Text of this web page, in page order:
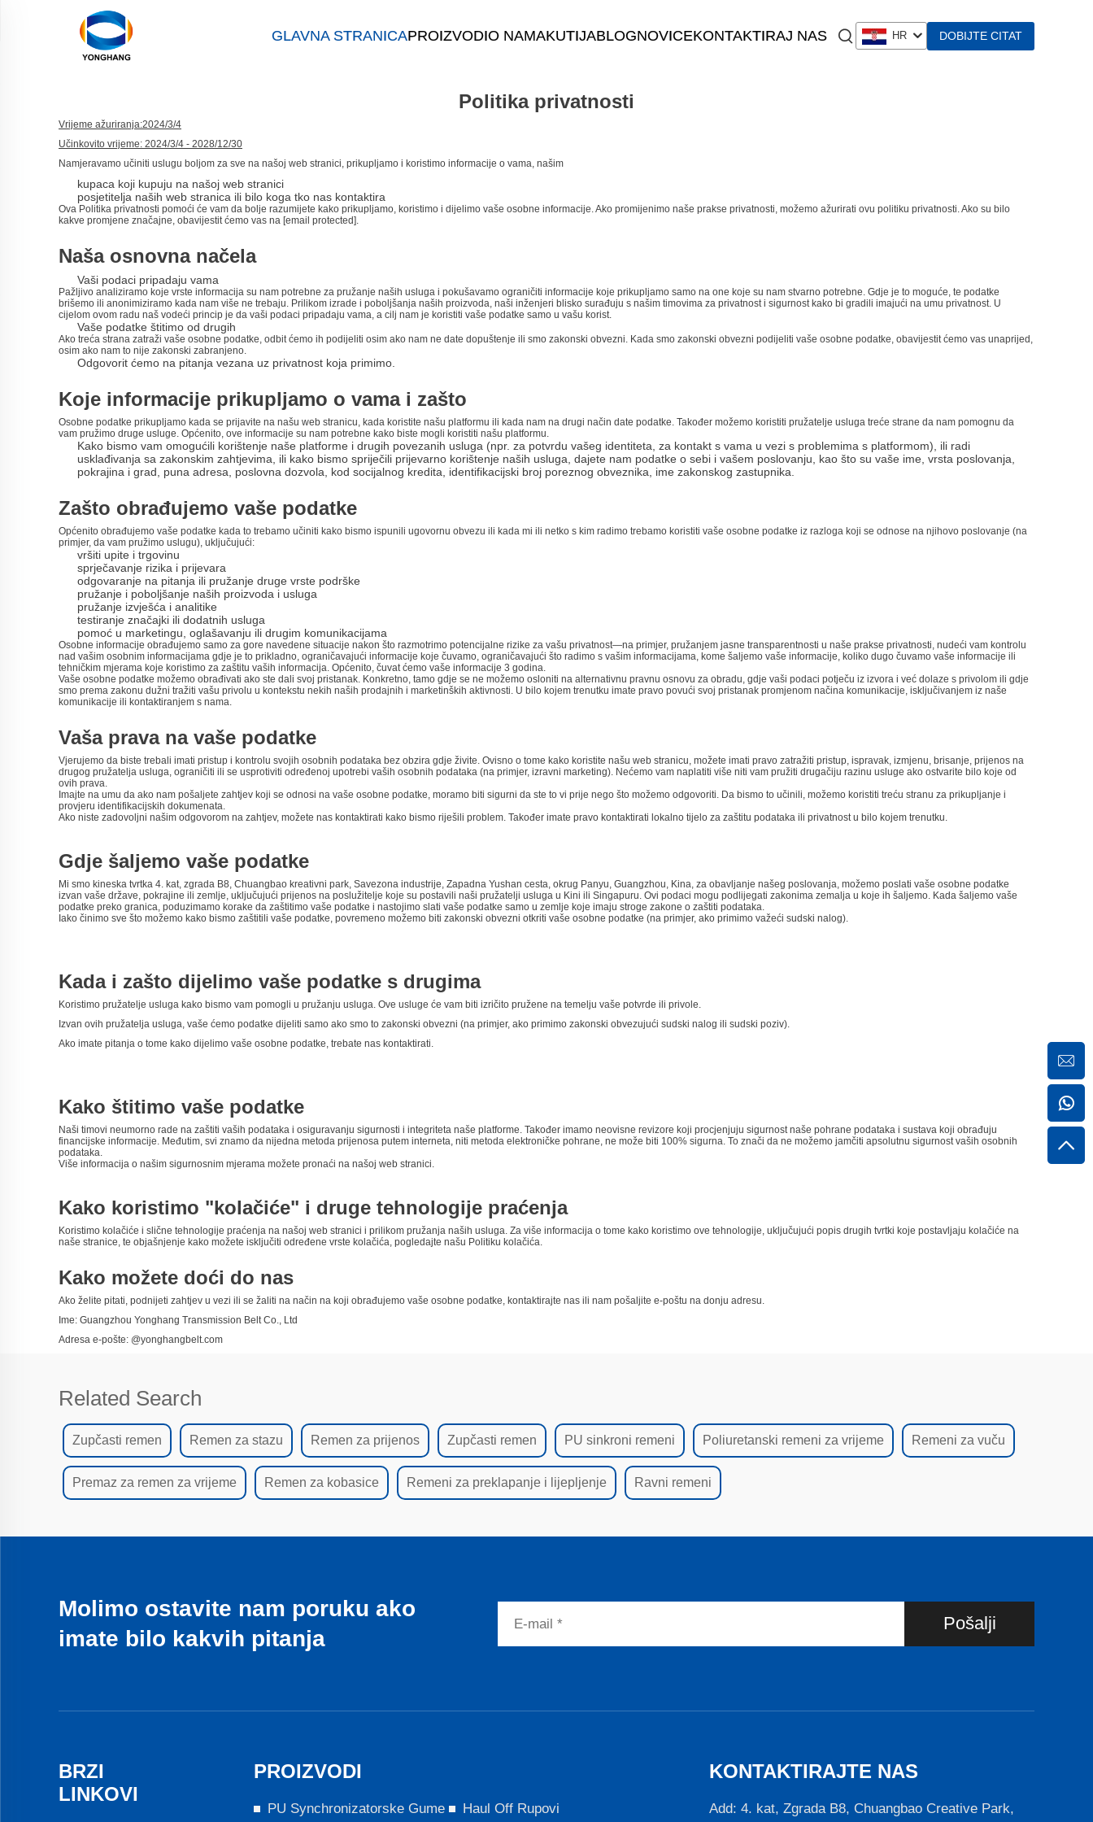
GLAVNA STRANICAPROIZVODIO NAMAKUTIJABLOGNOVICEKONTAKTIRAJ NAS HR DOBIJTE CITAT
Politika privatnosti
Vrijeme ažuriranja:2024/3/4
Učinkovito vrijeme: 2024/3/4 - 2028/12/30
Namjeravamo učiniti uslugu boljom za sve na našoj web stranici, prikupljamo i koristimo informacije o vama, našim
kupaca koji kupuju na našoj web stranici
posjetitelja naših web stranica ili bilo koga tko nas kontaktira
Ova Politika privatnosti pomoći će vam da bolje razumijete kako prikupljamo, koristimo i dijelimo vaše osobne informacije. Ako promijenimo naše prakse privatnosti, možemo ažurirati ovu politiku privatnosti. Ako su bilo
kakve promjene značajne, obavijestit ćemo vas na [email protected].
Naša osnovna načela
Vaši podaci pripadaju vama
Pažljivo analiziramo koje vrste informacija su nam potrebne za pružanje naših usluga i pokušavamo ograničiti informacije koje prikupljamo samo na one koje su nam stvarno potrebne. Gdje je to moguće, te podatke
brišemo ili anonimiziramo kada nam više ne trebaju. Prilikom izrade i poboljšanja naših proizvoda, naši inženjeri blisko surađuju s našim timovima za privatnost i sigurnost kako bi gradili imajući na umu privatnost. U
cijelom ovom radu naš vodeći princip je da vaši podaci pripadaju vama, a cilj nam je koristiti vaše podatke samo u vašu korist.
Vaše podatke štitimo od drugih
Ako treća strana zatraži vaše osobne podatke, odbit ćemo ih podijeliti osim ako nam ne date dopuštenje ili smo zakonski obvezni. Kada smo zakonski obvezni podijeliti vaše osobne podatke, obavijestit ćemo vas unaprijed,
osim ako nam to nije zakonski zabranjeno.
Odgovorit ćemo na pitanja vezana uz privatnost koja primimo.
Koje informacije prikupljamo o vama i zašto
Osobne podatke prikupljamo kada se prijavite na našu web stranicu, kada koristite našu platformu ili kada nam na drugi način date podatke. Također možemo koristiti pružatelje usluga treće strane da nam pomognu da
vam pružimo druge usluge. Općenito, ove informacije su nam potrebne kako biste mogli koristiti našu platformu.
Kako bismo vam omogućili korištenje naše platforme i drugih povezanih usluga (npr. za potvrdu vašeg identiteta, za kontakt s vama u vezi s problemima s platformom), ili radi
usklađivanja sa zakonskim zahtjevima, ili kako bismo spriječili prijevarno korištenje naših usluga, dajete nam podatke o sebi i vašem poslovanju, kao što su vaše ime, vrsta poslovanja,
pokrajina i grad, puna adresa, poslovna dozvola, kod socijalnog kredita, identifikacijski broj poreznog obveznika, ime zakonskog zastupnika.
Zašto obrađujemo vaše podatke
Općenito obrađujemo vaše podatke kada to trebamo učiniti kako bismo ispunili ugovornu obvezu ili kada mi ili netko s kim radimo trebamo koristiti vaše osobne podatke iz razloga koji se odnose na njihovo poslovanje (na
primjer, da vam pružimo uslugu), uključujući:
vršiti upite i trgovinu
sprječavanje rizika i prijevara
odgovaranje na pitanja ili pružanje druge vrste podrške
pružanje i poboljšanje naših proizvoda i usluga
pružanje izvješća i analitike
testiranje značajki ili dodatnih usluga
pomoć u marketingu, oglašavanju ili drugim komunikacijama
Osobne informacije obrađujemo samo za gore navedene situacije nakon što razmotrimo potencijalne rizike za vašu privatnost—na primjer, pružanjem jasne transparentnosti u naše prakse privatnosti, nudeći vam kontrolu
nad vašim osobnim informacijama gdje je to prikladno, ograničavajući informacije koje čuvamo, ograničavajući što radimo s vašim informacijama, kome šaljemo vaše informacije, koliko dugo čuvamo vaše informacije ili
tehničkim mjerama koje koristimo za zaštitu vaših informacija. Općenito, čuvat ćemo vaše informacije 3 godina.
Vaše osobne podatke možemo obrađivati ako ste dali svoj pristanak. Konkretno, tamo gdje se ne možemo osloniti na alternativnu pravnu osnovu za obradu, gdje vaši podaci potječu iz izvora i već dolaze s privolom ili gdje
smo prema zakonu dužni tražiti vašu privolu u kontekstu nekih naših prodajnih i marketinških aktivnosti. U bilo kojem trenutku imate pravo povući svoj pristanak promjenom načina komunikacije, isključivanjem iz naše
komunikacije ili kontaktiranjem s nama.
Vaša prava na vaše podatke
Vjerujemo da biste trebali imati pristup i kontrolu svojih osobnih podataka bez obzira gdje živite. Ovisno o tome kako koristite našu web stranicu, možete imati pravo zatražiti pristup, ispravak, izmjenu, brisanje, prijenos na
drugog pružatelja usluga, ograničiti ili se usprotiviti određenoj upotrebi vaših osobnih podataka (na primjer, izravni marketing). Nećemo vam naplatiti više niti vam pružiti drugačiju razinu usluge ako ostvarite bilo koje od
ovih prava.
Imajte na umu da ako nam pošaljete zahtjev koji se odnosi na vaše osobne podatke, moramo biti sigurni da ste to vi prije nego što možemo odgovoriti. Da bismo to učinili, možemo koristiti treću stranu za prikupljanje i
provjeru identifikacijskih dokumenata.
Ako niste zadovoljni našim odgovorom na zahtjev, možete nas kontaktirati kako bismo riješili problem. Također imate pravo kontaktirati lokalno tijelo za zaštitu podataka ili privatnost u bilo kojem trenutku.
Gdje šaljemo vaše podatke
Mi smo kineska tvrtka 4. kat, zgrada B8, Chuangbao kreativni park, Savezona industrije, Zapadna Yushan cesta, okrug Panyu, Guangzhou, Kina, za obavljanje našeg poslovanja, možemo poslati vaše osobne podatke
izvan vaše države, pokrajine ili zemlje, uključujući prijenos na poslužitelje koje su postavili naši pružatelji usluga u Kini ili Singapuru. Ovi podaci mogu podlijegati zakonima zemalja u koje ih šaljemo. Kada šaljemo vaše
podatke preko granica, poduzimamo korake da zaštitimo vaše podatke i nastojimo slati vaše podatke samo u zemlje koje imaju stroge zakone o zaštiti podataka.
Iako činimo sve što možemo kako bismo zaštitili vaše podatke, povremeno možemo biti zakonski obvezni otkriti vaše osobne podatke (na primjer, ako primimo važeći sudski nalog).
Kada i zašto dijelimo vaše podatke s drugima
Koristimo pružatelje usluga kako bismo vam pomogli u pružanju usluga. Ove usluge će vam biti izričito pružene na temelju vaše potvrde ili privole.
Izvan ovih pružatelja usluga, vaše ćemo podatke dijeliti samo ako smo to zakonski obvezni (na primjer, ako primimo zakonski obvezujući sudski nalog ili sudski poziv).
Ako imate pitanja o tome kako dijelimo vaše osobne podatke, trebate nas kontaktirati.
Kako štitimo vaše podatke
Naši timovi neumorno rade na zaštiti vaših podataka i osiguravanju sigurnosti i integriteta naše platforme. Također imamo neovisne revizore koji procjenjuju sigurnost naše pohrane podataka i sustava koji obrađuju
financijske informacije. Međutim, svi znamo da nijedna metoda prijenosa putem interneta, niti metoda elektroničke pohrane, ne može biti 100% sigurna. To znači da ne možemo jamčiti apsolutnu sigurnost vaših osobnih
podataka.
Više informacija o našim sigurnosnim mjerama možete pronaći na našoj web stranici.
Kako koristimo "kolačiće" i druge tehnologije praćenja
Koristimo kolačiće i slične tehnologije praćenja na našoj web stranici i prilikom pružanja naših usluga. Za više informacija o tome kako koristimo ove tehnologije, uključujući popis drugih tvrtki koje postavljaju kolačiće na
naše stranice, te objašnjenje kako možete isključiti određene vrste kolačića, pogledajte našu Politiku kolačića.
Kako možete doći do nas
Ako želite pitati, podnijeti zahtjev u vezi ili se žaliti na način na koji obrađujemo vaše osobne podatke, kontaktirajte nas ili nam pošaljite e-poštu na donju adresu.
Ime: Guangzhou Yonghang Transmission Belt Co., Ltd
Adresa e-pošte: @yonghangbelt.com
Related Search
Zupčasti remen Remen za stazu Remen za prijenos Zupčasti remen PU sinkroni remeni Poliuretanski remeni za vrijeme Remeni za vuču
Premaz za remen za vrijeme Remen za kobasice Remeni za preklapanje i lijepljenje Ravni remeni
Molimo ostavite nam poruku ako
imate bilo kakvih pitanja
Pošalji
BRZI
LINKOVI
PROIZVODI
PU Synchronizatorske Gume Haul Off Rupovi
KONTAKTIRAJTE NAS
Add: 4. kat, Zgrada B8, Chuangbao Creative Park,